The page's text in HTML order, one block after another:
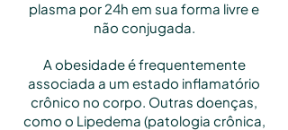
plasma por 24h em sua forma livre e
não conjugada.
A obesidade é frequentemente
associada a um estado inflamatório
crônico no corpo. Outras doenças,
como o Lipedema (patologia crônica,